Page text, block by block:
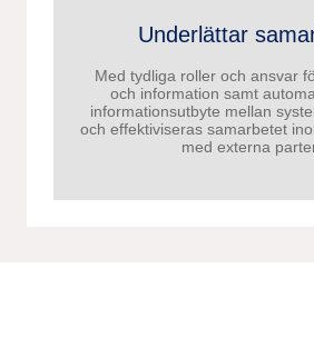
Underlättar
Med tydliga roller och ansvar
och information samt
informationsutbyte mellan
och effektiviseras samarbetet
med externa